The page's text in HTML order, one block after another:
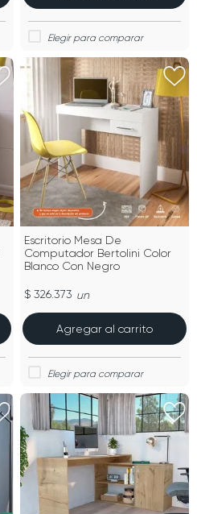
Escritorio Mesa De
Computador Bertolini Color
Blanco Con Negro
$ 326.373 un
Agregar al carrito